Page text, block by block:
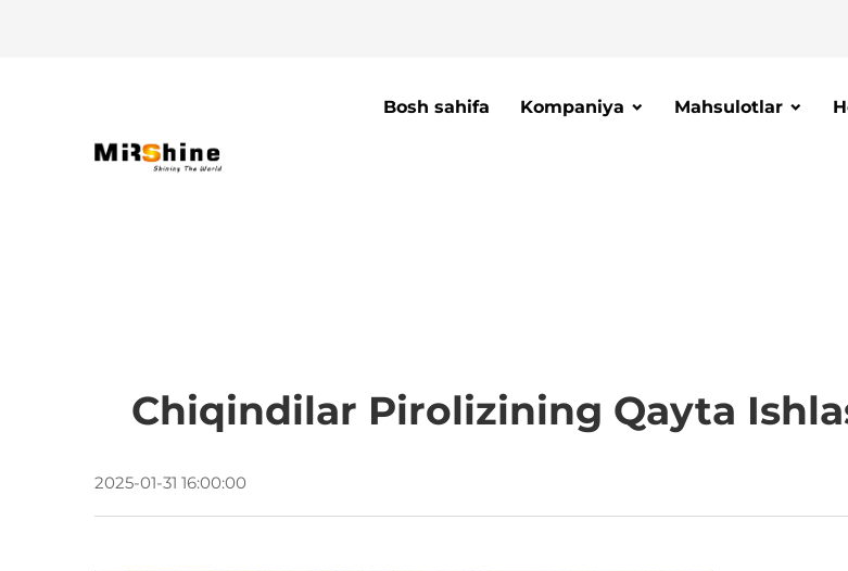
Bosh sahifa Kompaniya Mahsulotlar
Chiqindilar Pirolizining Qayta
2025-01-31 16:00:00